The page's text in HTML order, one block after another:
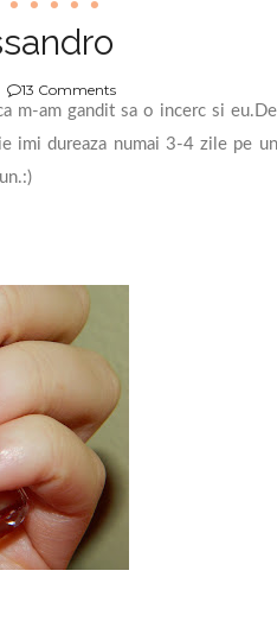
13 Comments
am gandit sa o incerc si
imi dureaza numai 3-4 zile pe